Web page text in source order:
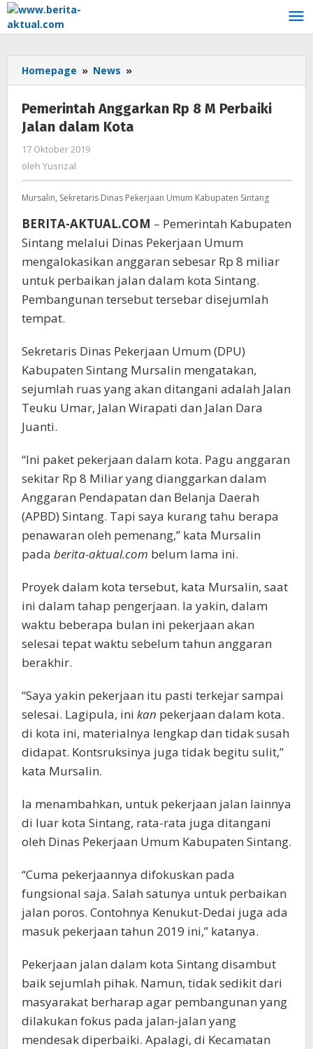
Lewati
ke
konten
Homepage » News »
Anggarkan
Rp
8
Pemerintah Anggarkan Rp 8 M Perbaiki
Jalan dalam Kota
17 Oktober 2019
oleh Yusrizal
Mursalin, Sekretaris Dinas Pekerjaan Umum Kabupaten Sintang
BERITA-AKTUAL.COM – Pemerintah Kabupaten
Sintang melalui Dinas Pekerjaan Umum
mengalokasikan anggaran sebesar Rp 8 miliar
untuk perbaikan jalan dalam kota Sintang.
Pembangunan tersebut tersebar disejumlah
tempat.
Sekretaris Dinas Pekerjaan Umum (DPU)
Kabupaten Sintang Mursalin mengatakan,
sejumlah ruas yang akan ditangani adalah Jalan
Teuku Umar, Jalan Wirapati dan Jalan Dara
Juanti.
“Ini paket pekerjaan dalam kota. Pagu anggaran
sekitar Rp 8 Miliar yang dianggarkan dalam
Anggaran Pendapatan dan Belanja Daerah
(APBD) Sintang. Tapi saya kurang tahu berapa
penawaran oleh pemenang,” kata Mursalin
pada berita-aktual.com belum lama ini.
Proyek dalam kota tersebut, kata Mursalin, saat
ini dalam tahap pengerjaan. Ia yakin, dalam
waktu beberapa bulan ini pekerjaan akan
selesai tepat waktu sebelum tahun anggaran
berakhir.
“Saya yakin pekerjaan itu pasti terkejar sampai
selesai. Lagipula, ini kan pekerjaan dalam kota.
di kota ini, materialnya lengkap dan tidak susah
didapat. Kontsruksinya juga tidak begitu sulit,”
kata Mursalin.
Ia menambahkan, untuk pekerjaan jalan lainnya
di luar kota Sintang, rata-rata juga ditangani
oleh Dinas Pekerjaan Umum Kabupaten Sintang.
“Cuma pekerjaannya difokuskan pada
fungsional saja. Salah satunya untuk perbaikan
jalan poros. Contohnya Kenukut-Dedai juga ada
masuk pekerjaan tahun 2019 ini,” katanya.
Pekerjaan jalan dalam kota Sintang disambut
baik sejumlah pihak. Namun, tidak sedikit dari
masyarakat berharap agar pembangunan yang
dilakukan fokus pada jalan-jalan yang
mendesak diperbaiki. Apalagi, di Kecamatan